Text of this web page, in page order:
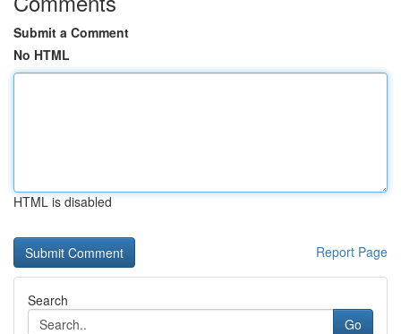
Submit a Comment
No HTML
HTML is disabled
Report Page
Search
Go